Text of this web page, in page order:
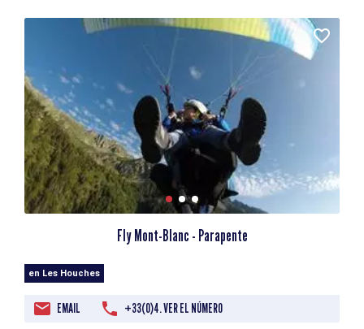
Fly Mont-Blanc - Parapente
en Les Houches
EMAIL +33(0)4. VER EL NÚMERO